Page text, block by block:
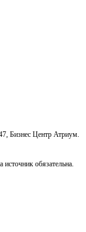
Бизнес Центр Атриум.
обязательна.